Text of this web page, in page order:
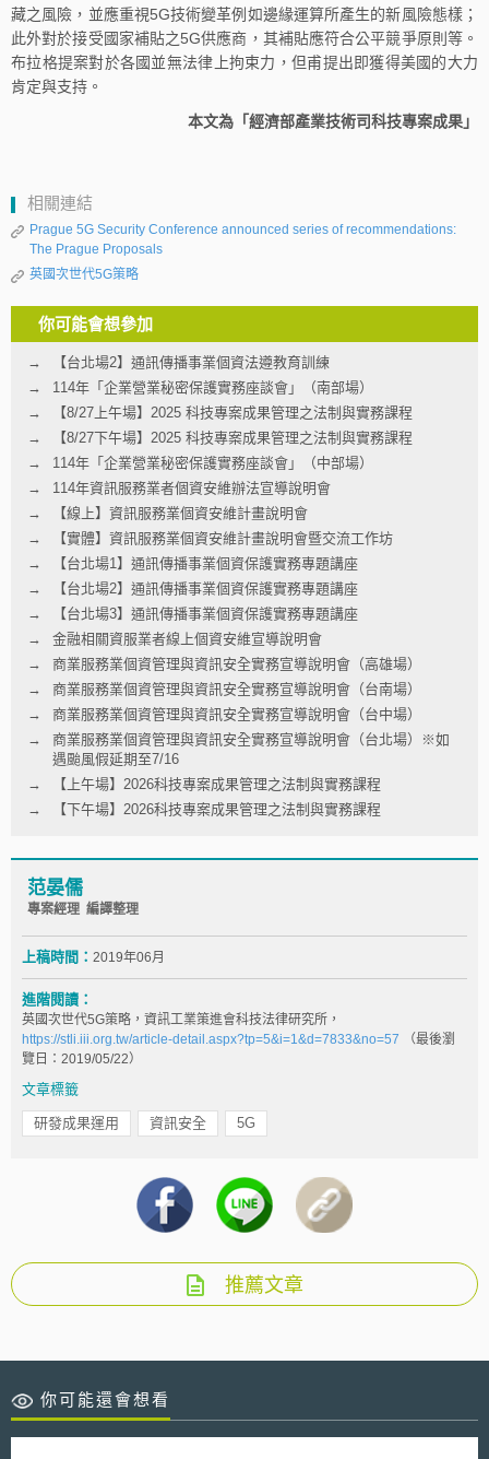
藏之風險，並應重視5G技術變革例如邊緣運算所產生的新風險態樣；
此外對於接受國家補貼之5G供應商，其補貼應符合公平競爭原則等。
布拉格提案對於各國並無法律上拘束力，但甫提出即獲得美國的大力
肯定與支持。
本文為「經濟部產業技術司科技專案成果」
相關連結
Prague 5G Security Conference announced series of recommendations:
The Prague Proposals
英國次世代5G策略
你可能會想參加
【台北場2】通訊傳播事業個資法遵教育訓練
114年「企業營業秘密保護實務座談會」（南部場）
【8/27上午場】2025 科技專案成果管理之法制與實務課程
【8/27下午場】2025 科技專案成果管理之法制與實務課程
114年「企業營業秘密保護實務座談會」（中部場）
114年資訊服務業者個資安維辦法宣導說明會
【線上】資訊服務業個資安維計畫說明會
【實體】資訊服務業個資安維計畫說明會暨交流工作坊
【台北場1】通訊傳播事業個資保護實務專題講座
【台北場2】通訊傳播事業個資保護實務專題講座
【台北場3】通訊傳播事業個資保護實務專題講座
金融相關資服業者線上個資安維宣導說明會
商業服務業個資管理與資訊安全實務宣導說明會（高雄場）
商業服務業個資管理與資訊安全實務宣導說明會（台南場）
商業服務業個資管理與資訊安全實務宣導說明會（台中場）
商業服務業個資管理與資訊安全實務宣導說明會（台北場）※如
遇颱風假延期至7/16
【上午場】2026科技專案成果管理之法制與實務課程
【下午場】2026科技專案成果管理之法制與實務課程
范晏儒
專案經理 編譯整理
上稿時間： 2019年06月
進階閱讀：
英國次世代5G策略，資訊工業策進會科技法律研究所，
https://stli.iii.org.tw/article-detail.aspx?tp=5&i=1&d=7833&no=57
（最後瀏
覽日：2019/05/22）
文章標籤
研發成果運用 資訊安全 5G
推薦文章
你可能還會想看